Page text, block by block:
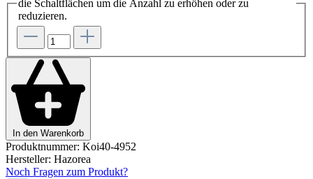
die Schaltflächen um die Anzahl zu erhöhen oder zu
reduzieren.
In den Warenkorb
Produktnummer: Koi40-4952
Hersteller: Hazorea
Noch Fragen zum Produkt?